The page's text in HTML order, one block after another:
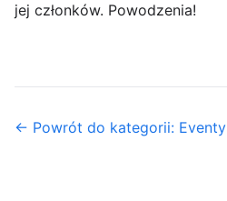
jej członków. Powodzenia!
← Powrót do kategorii: Eventy